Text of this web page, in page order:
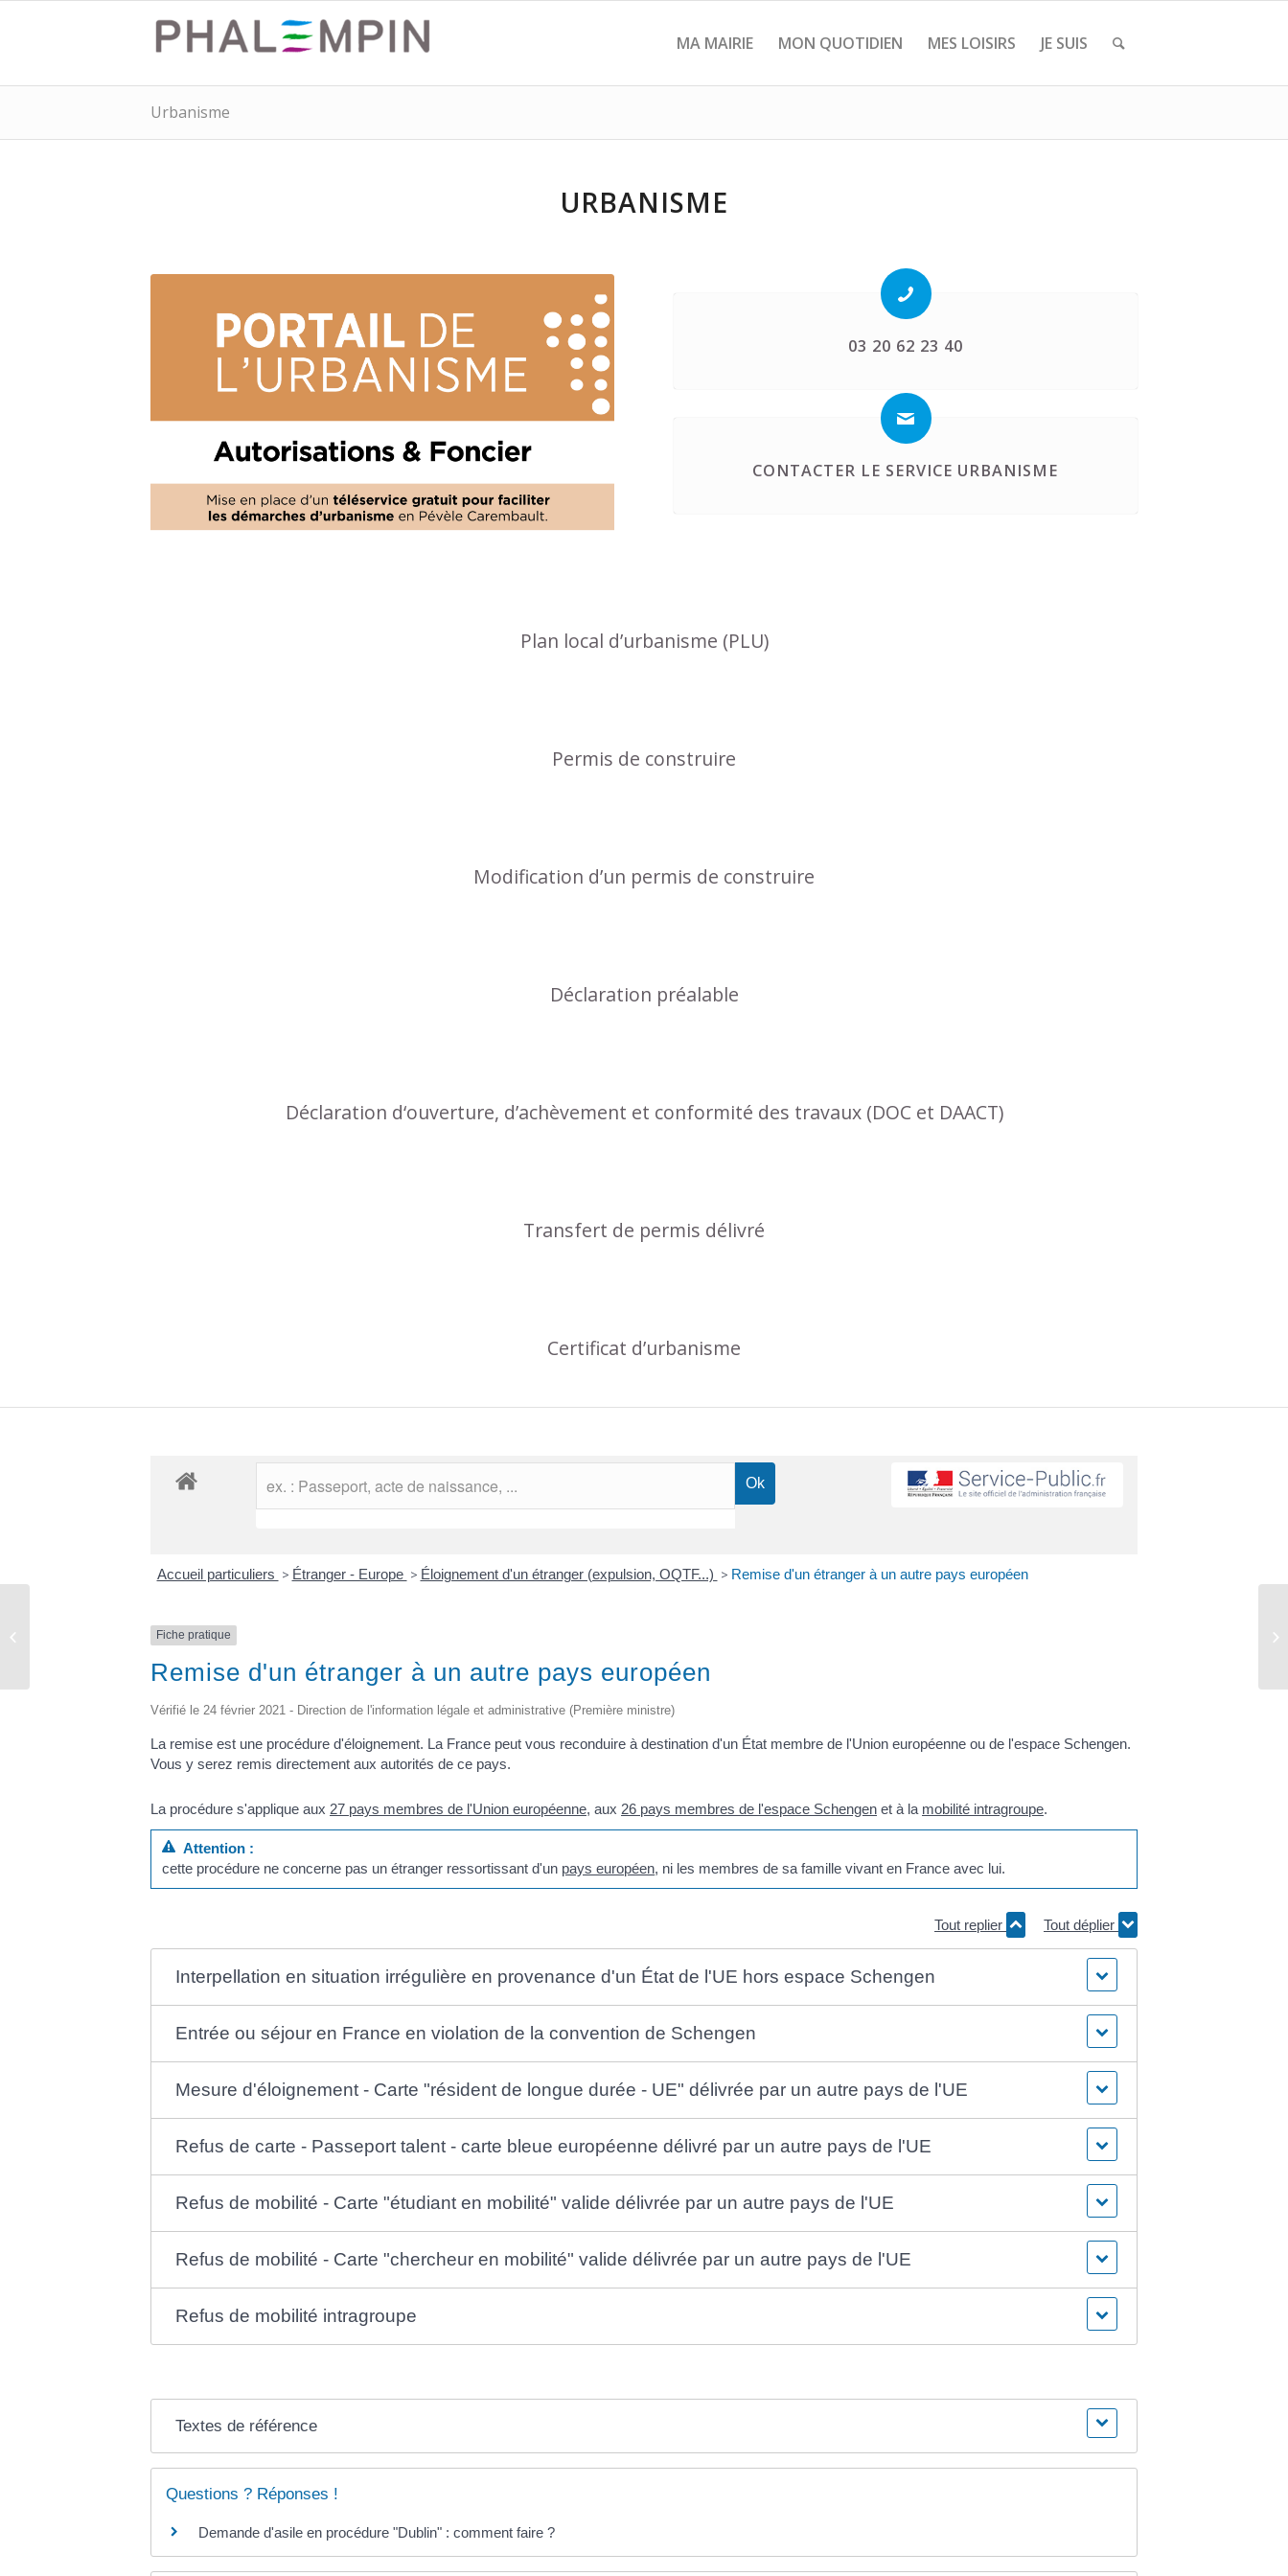
MA MAIRIE MON QUOTIDIEN MES LOISIRS JE SUIS
Urbanisme
URBANISME
03 20 62 23 40
CONTACTER LE SERVICE URBANISME
Plan local d’urbanisme (PLU)
Permis de construire
Modification d’un permis de construire
Déclaration préalable
Déclaration d‘ouverture, d’achèvement et conformité des travaux (DOC et DAACT)
Transfert de permis délivré
Certificat d’urbanisme
Accueil particuliers > Étranger - Europe > Éloignement d'un étranger (expulsion, OQTF...) > Remise d'un étranger à un autre pays européen
Fiche pratique
Remise d'un étranger à un autre pays européen
Vérifié le 24 février 2021 - Direction de l'information légale et administrative (Première ministre)
La remise est une procédure d'éloignement. La France peut vous reconduire à destination d'un État membre de l'Union européenne ou de l'espace Schengen.
Vous y serez remis directement aux autorités de ce pays.
La procédure s'applique aux 27 pays membres de l'Union européenne, aux 26 pays membres de l'espace Schengen et à la mobilité intragroupe.
Attention :
cette procédure ne concerne pas un étranger ressortissant d'un pays européen, ni les membres de sa famille vivant en France avec lui.
Tout replier Tout déplier
Interpellation en situation irrégulière en provenance d'un État de l'UE hors espace Schengen
Entrée ou séjour en France en violation de la convention de Schengen
Mesure d'éloignement - Carte "résident de longue durée - UE" délivrée par un autre pays de l'UE
Refus de carte - Passeport talent - carte bleue européenne délivré par un autre pays de l'UE
Refus de mobilité - Carte "étudiant en mobilité" valide délivrée par un autre pays de l'UE
Refus de mobilité - Carte "chercheur en mobilité" valide délivrée par un autre pays de l'UE
Refus de mobilité intragroupe
Textes de référence
Questions ? Réponses !
Demande d'asile en procédure "Dublin" : comment faire ?
Comptes rendus des conseils